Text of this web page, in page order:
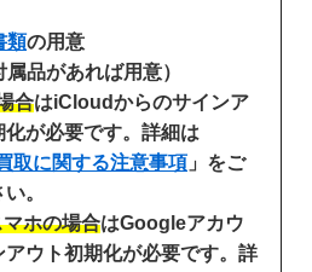
類の用意
品があれば用意）
合はiCloudからのサインア
化が必要です。詳細は
取に関する注意事項 」をご
。
ホの場合はGoogleアカウ
アウト初期化が必要です。詳